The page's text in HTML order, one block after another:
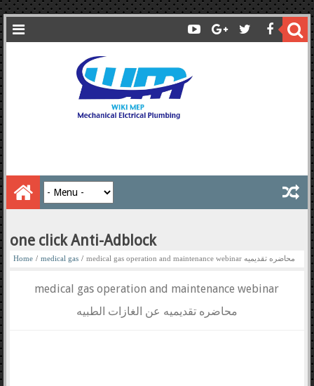
one click Anti-Adblock
Home / medical gas / medical gas operation and maintenance webinar محاضره تقديميه
medical gas operation and maintenance webinar
محاضره تقديميه عن الغازات الطبيه